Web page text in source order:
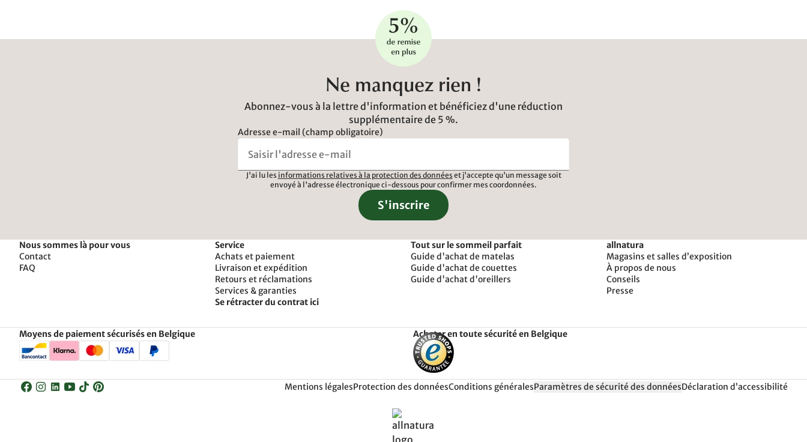
Ne manquez rien !
Abonnez-vous à la lettre d'information et bénéficiez d'une réduction
supplémentaire de 5 %.
Adresse e-mail (champ obligatoire)
J'ai lu les informations relatives à la protection des données et j'accepte qu'un message soit
envoyé à l'adresse électronique ci-dessous pour confirmer mes coordonnées.
S'inscrire
Nous sommes là pour vous
Contact
FAQ
Service
Achats et paiement
Livraison et expédition
Retours et réclamations
Services & garanties
Se rétracter du contrat ici
Tout sur le sommeil parfait
Guide d'achat de matelas
Guide d'achat de couettes
Guide d'achat d'oreillers
allnatura
Magasins et salles d’exposition
À propos de nous
Conseils
Presse
Moyens de paiement sécurisés en Belgique Acheter en toute sécurité en Belgique
Mentions légalesProtection des donnéesConditions généralesParamètres de sécurité des donnéesDéclaration d’accessibilité